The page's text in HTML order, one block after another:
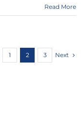
Read More
1 2 3 Next